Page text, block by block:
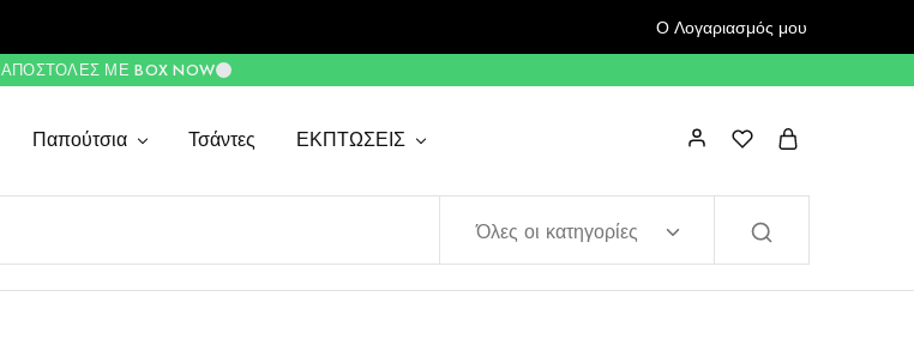
Ο Λογαριασμός μου
ΑΠΟΣΤΟΛΈΣ ΜΕ BOX NOW
Παπούτσια Τσάντες ΕΚΠΤΩΣΕΙΣ
Όλες οι κατηγορίες